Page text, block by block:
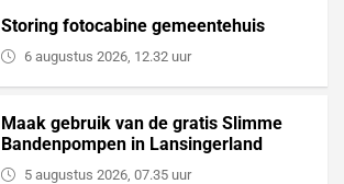
Storing fotocabine gemeentehuis
6 augustus 2026, 12.32 uur
Maak gebruik van de gratis Slimme
Bandenpompen in Lansingerland
5 augustus 2026, 07.35 uur